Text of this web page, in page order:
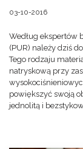
03-10-2016
Według ekspertów
(PUR) należy dziś
Tego rodzaju
natryskową przy
powiększyć swoją
jednolitą i